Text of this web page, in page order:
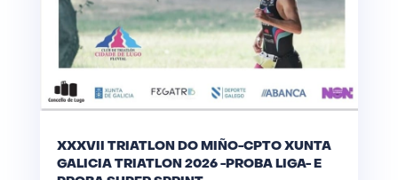
XXXVII TRIATLON DO MIÑO-CPTO XUNTA
GALICIA TRIATLON 2026 -PROBA LIGA- E